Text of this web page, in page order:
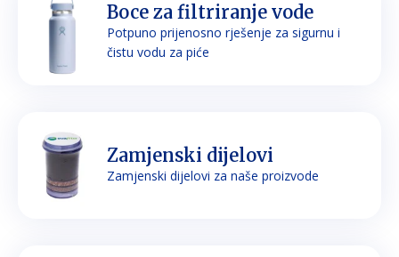
Boce za filtriranje vode
Potpuno prijenosno rješenje za sigurnu i
čistu vodu za piće
Zamjenski dijelovi
Zamjenski dijelovi za naše proizvode